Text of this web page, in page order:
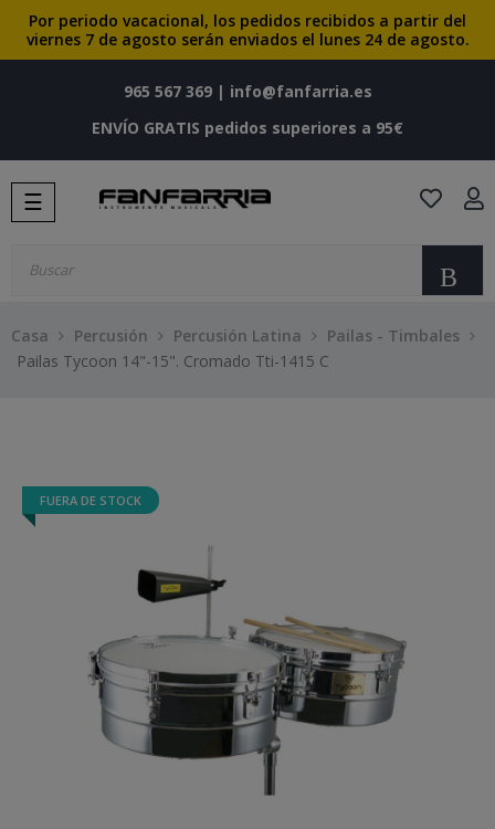
Por periodo vacacional, los pedidos recibidos a partir del
viernes 7 de agosto serán enviados el lunes 24 de agosto.
965 567 369| info@fanfarria.es
ENVÍO GRATIS pedidos superiores a 95€
Navegación
de
☰
Casa Percusión Percusión Latina
Pailas - Timbales
Pailas Tycoon 14"-15". Cromado Tti-1415 C
FUERA DE STOCK